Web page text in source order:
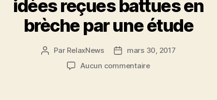
idées reçues battues en
brèche par une étude
Auteur
l’article
Par RelaxNews
Datemars 30, 2017
Aucun commentairesur